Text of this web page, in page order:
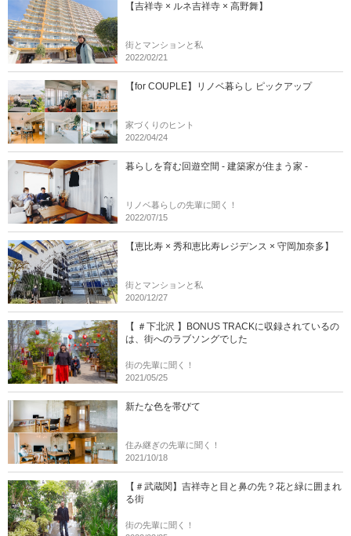
【吉祥寺 × ルネ吉祥寺 × 高野舞】
街とマンションと私
2022/02/21
【for COUPLE】リノベ暮らし ピックアップ
家づくりのヒント
2022/04/24
暮らしを育む回遊空間 - 建築家が住まう家 -
リノベ暮らしの先輩に聞く！
2022/07/15
【恵比寿 × 秀和恵比寿レジデンス × 守岡加奈多】
街とマンションと私
2020/12/27
【 ＃下北沢 】BONUS TRACKに収録されているの
は、街へのラブソングでした
街の先輩に聞く！
2021/05/25
新たな色を帯びて
住み継ぎの先輩に聞く！
2021/10/18
【＃武蔵関】吉祥寺と目と鼻の先？花と緑に囲まれ
る街
街の先輩に聞く！